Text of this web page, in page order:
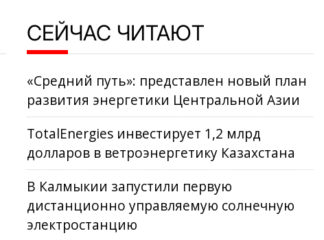
СЕЙЧАС ЧИТАЮТ
«Средний путь»: представлен новый план
развития энергетики Центральной Азии
TotalEnergies инвестирует 1,2 млрд
долларов в ветроэнергетику Казахстана
В Калмыкии запустили первую
дистанционно управляемую солнечную
электростанцию